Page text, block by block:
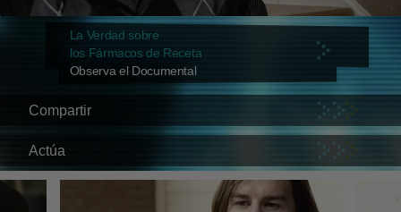
La Verdad sobre
los Fármacos de Receta
Observa el Documental
Compartir
Actúa